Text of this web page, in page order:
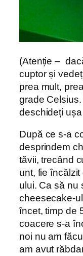
(Atenție –
cuptor și
prea mult,
grade
deschideți
După ce s-a
desprindem
tăvii, trecând
unt, fie
ului. Ca să nu
cheesecake-
încet, timp de
coacere s-a
noi nu am
am avut